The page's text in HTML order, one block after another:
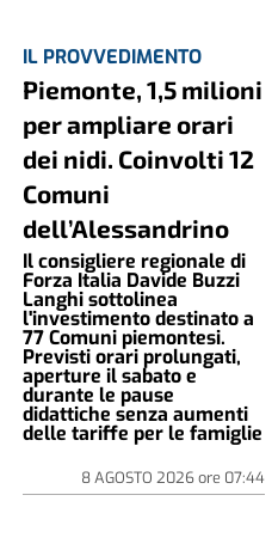
IL PROVVEDIMENTO
Piemonte, 1,5 milioni
per ampliare orari
dei nidi. Coinvolti 12
Comuni
dell’Alessandrino
Il consigliere regionale di
Forza Italia Davide Buzzi
Langhi sottolinea
l'investimento destinato a
77 Comuni piemontesi.
Previsti orari prolungati,
aperture il sabato e
durante le pause
didattiche senza aumenti
delle tariffe per le famiglie
8 AGOSTO 2026ore 07:44